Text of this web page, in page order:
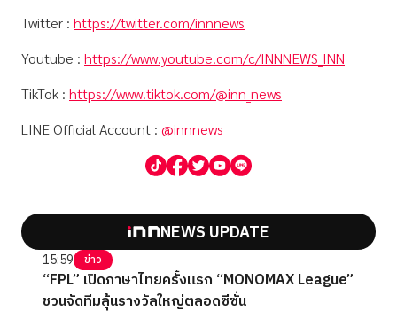
Twitter : https://twitter.com/innnews
Youtube : https://www.youtube.com/c/INNNEWS_INN
TikTok : https://www.tiktok.com/@inn_news
LINE Official Account : @innnews
NEWS UPDATE
15:59 ข่าว
“FPL” เปิดภาษาไทยครั้งแรก “MONOMAX League”
ชวนจัดทีมลุ้นรางวัลใหญ่ตลอดซีซั่น